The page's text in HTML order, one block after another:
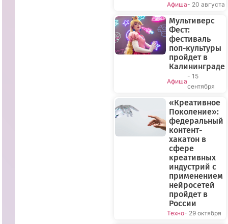
Афиша- 20 августа
Мультиверс
Фест:
фестиваль
поп-культуры
пройдет в
Калининграде
Афиша
- 15
сентября
«Креативное
Поколение»:
федеральный
контент-
хакатон в
сфере
креативных
индустрий с
применением
нейросетей
пройдет в
России
Техно- 29 октября